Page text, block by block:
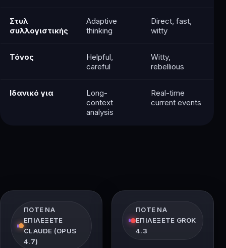
Στυλ
συλλογιστικής
Adaptive
thinking
Direct, fast,
witty
Τόνος
Helpful,
careful
Witty,
rebellious
Ιδανικό για
Long-
context
analysis
Real-time
current events
ΠΌΤΕ ΝΑ
ΕΠΙΛΈΞΕΤΕ
CLAUDE (OPUS
4.7)
ΠΌΤΕ ΝΑ
ΕΠΙΛΈΞΕΤΕ GROK
4.3